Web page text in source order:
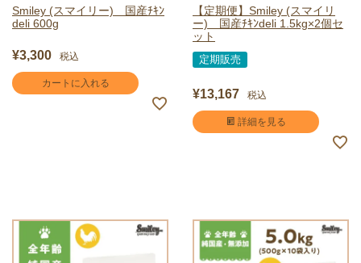
Smiley (スマイリー) 国産ﾁｷﾝ
deli 600g
¥3,300 税込
カートに入れる
【定期便】Smiley (スマイリ
ー) 国産ﾁｷﾝdeli 1.5kg×2個セ
ット
定期販売
¥13,167 税込
詳細を見る